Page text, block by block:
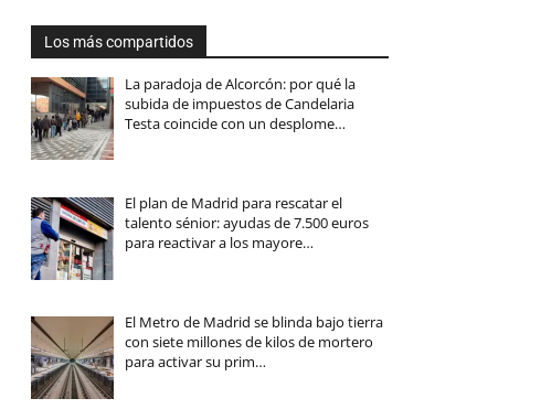
Los más compartidos
La paradoja de Alcorcón: por qué la
subida de impuestos de Candelaria
Testa coincide con un desplome…
El plan de Madrid para rescatar el
talento sénior: ayudas de 7.500 euros
para reactivar a los mayore…
El Metro de Madrid se blinda bajo tierra
con siete millones de kilos de mortero
para activar su prim…